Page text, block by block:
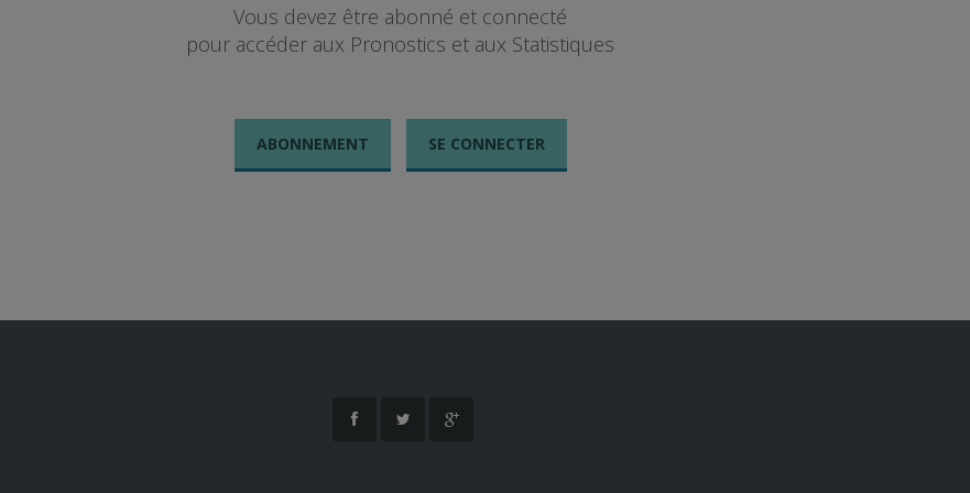
PRIX EPHREM HOUEL
PRIX JEAN LE GONIDEC
PRIX OVIDE MOULINET
Vous devez être abonné et connecté
pour accéder aux Pronostics et aux Statistiques
ABONNEMENT SE CONNECTER